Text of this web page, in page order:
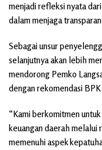
menjadi refleksi nyata
dalam menjaga
Sebagai unsur
selanjutnya akan lebih
mendorong Pemko
dengan rekomendasi BPK
“Kami berkomitmen
keuangan daerah melalui
memenuhi aspek